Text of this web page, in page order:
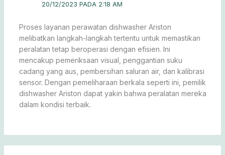
20/12/2023 PADA 2:18 AM
Proses layanan perawatan dishwasher Ariston
melibatkan langkah-langkah tertentu untuk memastikan
peralatan tetap beroperasi dengan efisien. Ini
mencakup pemeriksaan visual, penggantian suku
cadang yang aus, pembersihan saluran air, dan kalibrasi
sensor. Dengan pemeliharaan berkala seperti ini, pemilik
dishwasher Ariston dapat yakin bahwa peralatan mereka
dalam kondisi terbaik.